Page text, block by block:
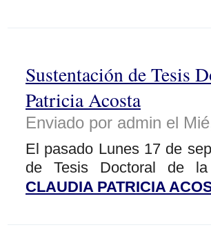
Sustentación de Tesis
Patricia Acosta
Enviado por admin el
El pasado Lunes 17 de
de Tesis Doctoral de
CLAUDIA PATRICIA